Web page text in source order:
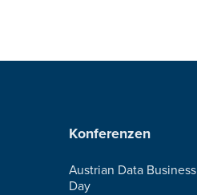
Konferenzen
Austrian Data Business
Day